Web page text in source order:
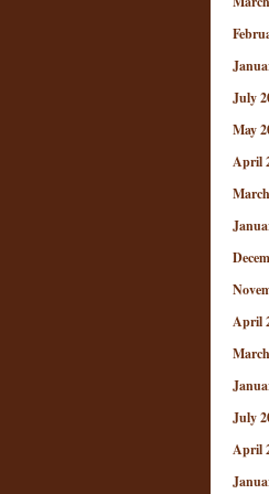
July
May
April
April
July
April